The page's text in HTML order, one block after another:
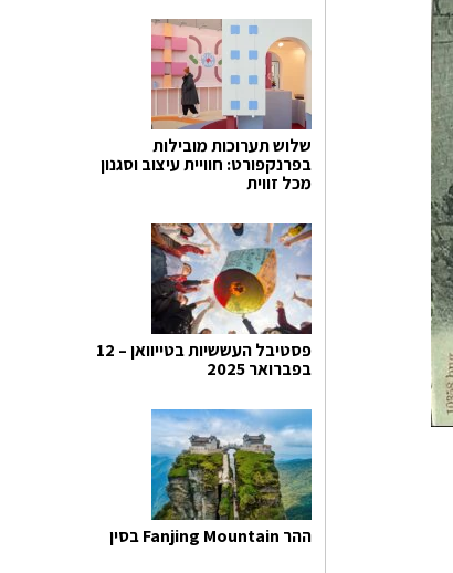
שלוש תערוכות מובילות
בפרנקפורט: חוויית עיצוב וסגנון
מכל זווית
פסטיבל העששיות בטייוואן – 12
בפברואר 2025
ההר Fanjing Mountain בסין